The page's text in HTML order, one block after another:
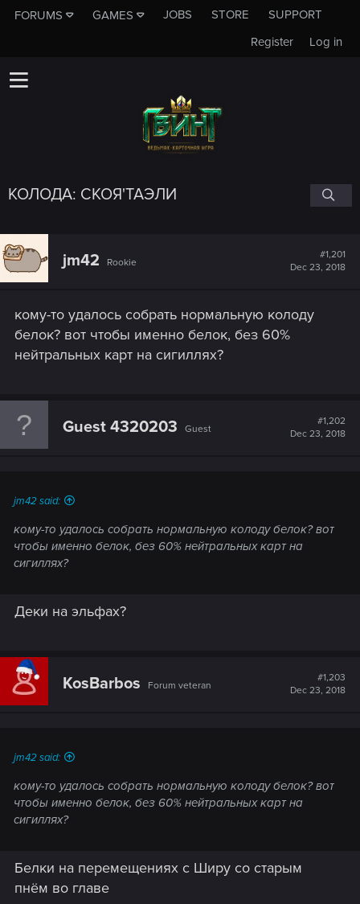
FORUMS GAMES JOBS STORE
SUPPORT
Log in
Register
КОЛОДА: СКОЯ'ТАЭЛИ
jm42 Rookie
#1,201
Dec 23, 2018
кому-то удалось собрать нормальную колоду
белок? вот чтобы именно белок, без 60%
нейтральных карт на сигиллях?
Guest 4320203 Guest
#1,202
Dec 23, 2018
jm42 said:
кому-то удалось собрать нормальную колоду белок? вот
чтобы именно белок, без 60% нейтральных карт на
сигиллях?
Деки на эльфах?
KosBarbos Forum veteran
#1,203
Dec 23, 2018
jm42 said:
кому-то удалось собрать нормальную колоду белок? вот
чтобы именно белок, без 60% нейтральных карт на
сигиллях?
Белки на перемещениях с Ширу со старым
пнём во главе